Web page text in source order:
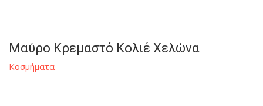
Μαύρο Κρεμαστό Κολιέ Χελώνα
Κοσμήματα